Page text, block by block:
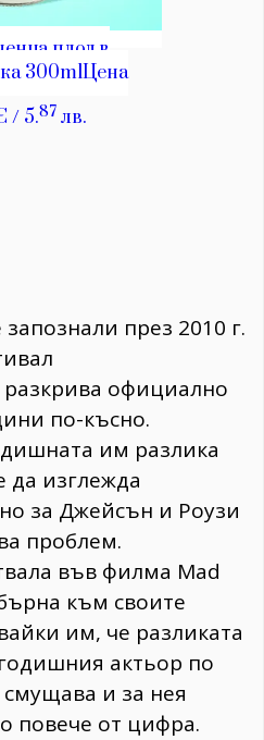
през 2010 г.
разкрива официално
по-късно.
им разлика
да изглежда
за Джейсън и Роузи
проблем.
във филма Mad
към своите
им, че разликата
актьор по
и за нея
повече от цифра.